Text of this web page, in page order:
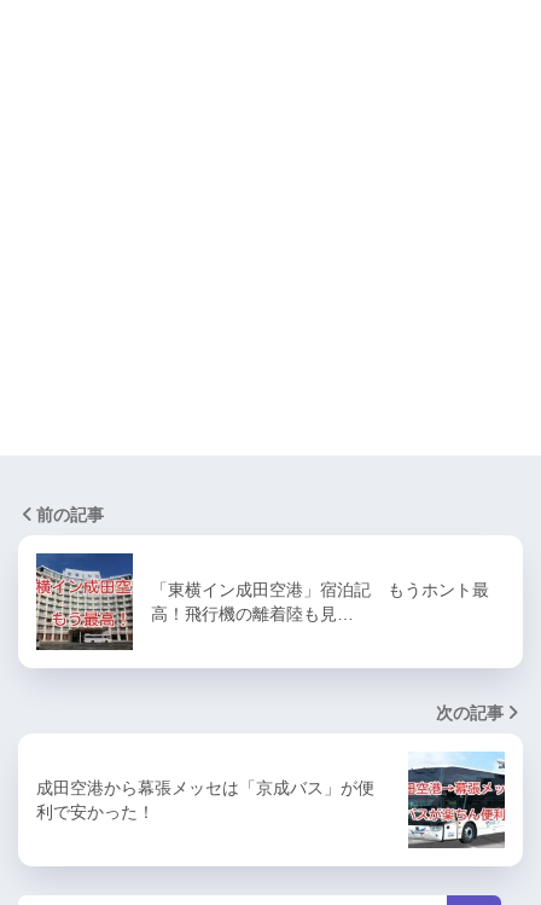
前の記事
「東横イン成田空港」宿泊記 もうホント最
高！飛行機の離着陸も見…
次の記事
成田空港から幕張メッセは「京成バス」が便
利で安かった！